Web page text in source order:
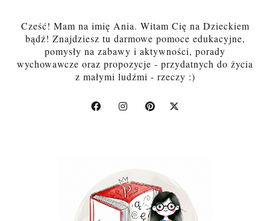
Cześć! Mam na imię Ania. Witam Cię na Dzieckiem
bądź! Znajdziesz tu darmowe pomoce edukacyjne,
pomysły na zabawy i aktywności, porady
wychowawcze oraz propozycje - przydatnych do życia
z małymi ludźmi - rzeczy :)